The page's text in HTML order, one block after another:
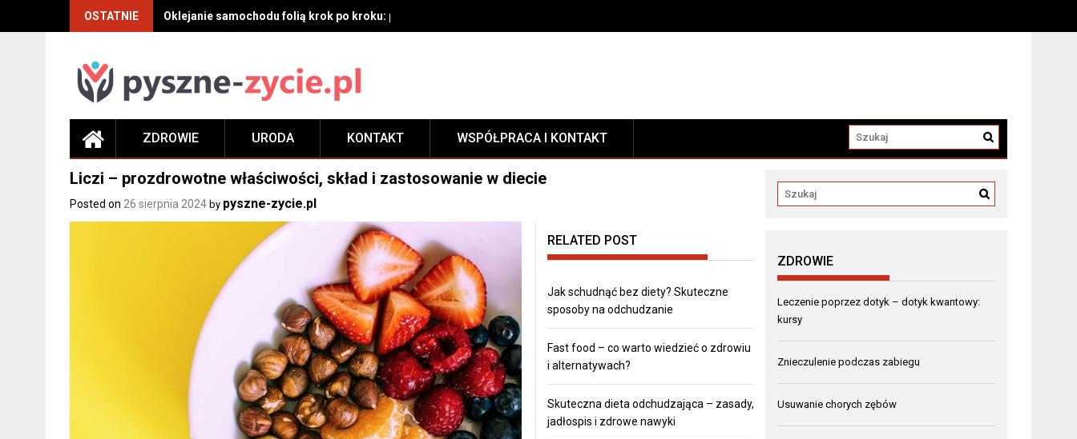
OSTATNIE Oklejanie samochodu folią krok po kroku: przygotowanie, techniki aplikacji i pielęgnacja zabezpieczenia
ZDROWIE URODA KONTAKT WSPÓŁPRACA I KONTAKT
Liczi – prozdrowotne właściwości, skład i zastosowanie w diecie
Posted on 26 sierpnia 2024 by pyszne-zycie.pl
RELATED POST
Jak schudnąć bez diety? Skuteczne
sposoby na odchudzanie
Fast food – co warto wiedzieć o zdrowiu
i alternatywach?
Skuteczna dieta odchudzająca – zasady,
jadłospis i zdrowe nawyki
ZDROWIE
Leczenie poprzez dotyk – dotyk kwantowy:
kursy
Znieczulenie podczas zabiegu
Usuwanie chorych zębów